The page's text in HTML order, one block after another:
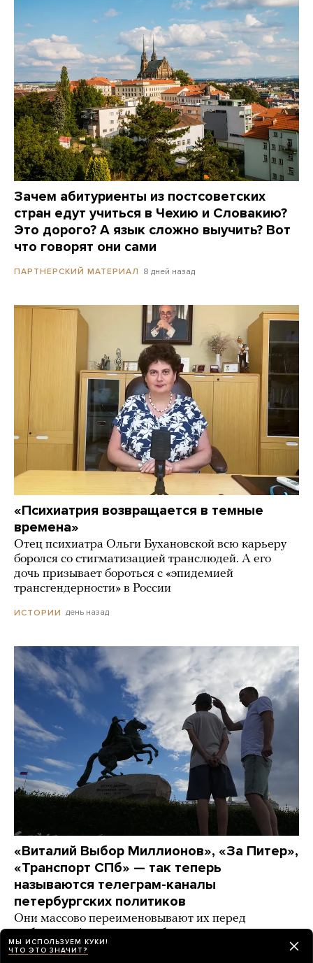
Зачем абитуриенты из постсоветских
стран едут учиться в Чехию и Словакию?
Это дорого? А язык сложно выучить? Вот
что говорят они сами
ПАРТНЕРСКИЙ МАТЕРИАЛ 8 дней назад
«Психиатрия возвращается в темные
времена»
Отец психиатра Ольги Бухановской всю карьеру
боролся со стигматизацией транслюдей. А его
дочь призывает бороться с «эпидемией
трансгендерности» в России
ИСТОРИИ день назад
«Виталий Выбор Миллионов», «За Питер»,
«Транспорт СПб» — так теперь
называются телеграм-каналы
петербургских политиков
Они массово переименовывают их перед
выборами. А спикер заксобрания даже удалил
канал в «Максе» (Почему? Никто не понимает)
МЫ ИСПОЛЬЗУЕМ КУКИ!
ЧТО ЭТО ЗНАЧИТ?